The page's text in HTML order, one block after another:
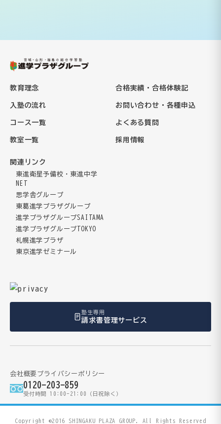
教育理念
入塾の流れ
コース一覧
教室一覧
合格実績・合格体験記
お問い合わせ・各種申込
よくある質問
採用情報
関連リンク
東進衛星予備校・東進中学
NET
思学舎グループ
東葛進学プラザグループ
進学プラザグループSAITAMA
進学プラザグループTOKYO
札幌進学プラザ
東京進学ゼミナール
塾生専用
請求書管理サービス
会社概要プライバシーポリシー
0120-203-859
受付時間 10:00-21:00（日祝除く）
Copyright ©2016 SHINGAKU PLAZA GROUP. All Rights Reserved